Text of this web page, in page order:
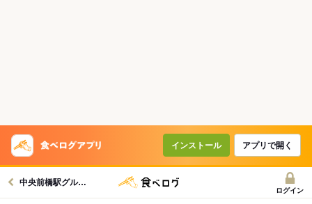
インストール アプリで開く
中央前橋駅グルメへ
ログイン